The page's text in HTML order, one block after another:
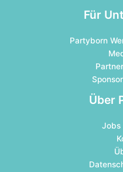
Für
Partyborn
Über
Jobs